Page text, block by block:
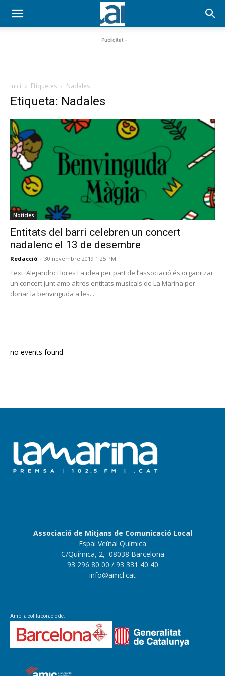
- Publicitat -
Inici Etiquetes Nadales
Etiqueta: Nadales
Notícies
Entitats del barri celebren un concert
nadalenc el 13 de desembre
Redacció - 30 novembre 2019 1:25 PM
Text: Alejandro Flores La idea per part de l’associació és organitzar
un concert junt amb altres entitats musicals de La Marina per
donar la benvinguda a les...
no events found
Associació de Mitjans de Comunicació Local
Espai Veïnal Química
C/Química, 2, 08038 Barcelona
93 296 80 00 / 93 331 40 40
info@amcl.cat
Amb la col·laboració de: